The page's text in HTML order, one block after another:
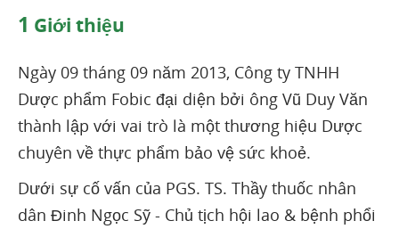
1 Giới thiệu
Ngày 09 tháng 09 năm 2013, Công ty TNHH
Dược phẩm Fobic đại diện bởi ông Vũ Duy Văn
thành lập với vai trò là một thương hiệu Dược
chuyên về thực phẩm bảo vệ sức khoẻ.
Dưới sự cố vấn của PGS. TS. Thầy thuốc nhân
dân Đinh Ngọc Sỹ - Chủ tịch hội lao & bệnh phổi